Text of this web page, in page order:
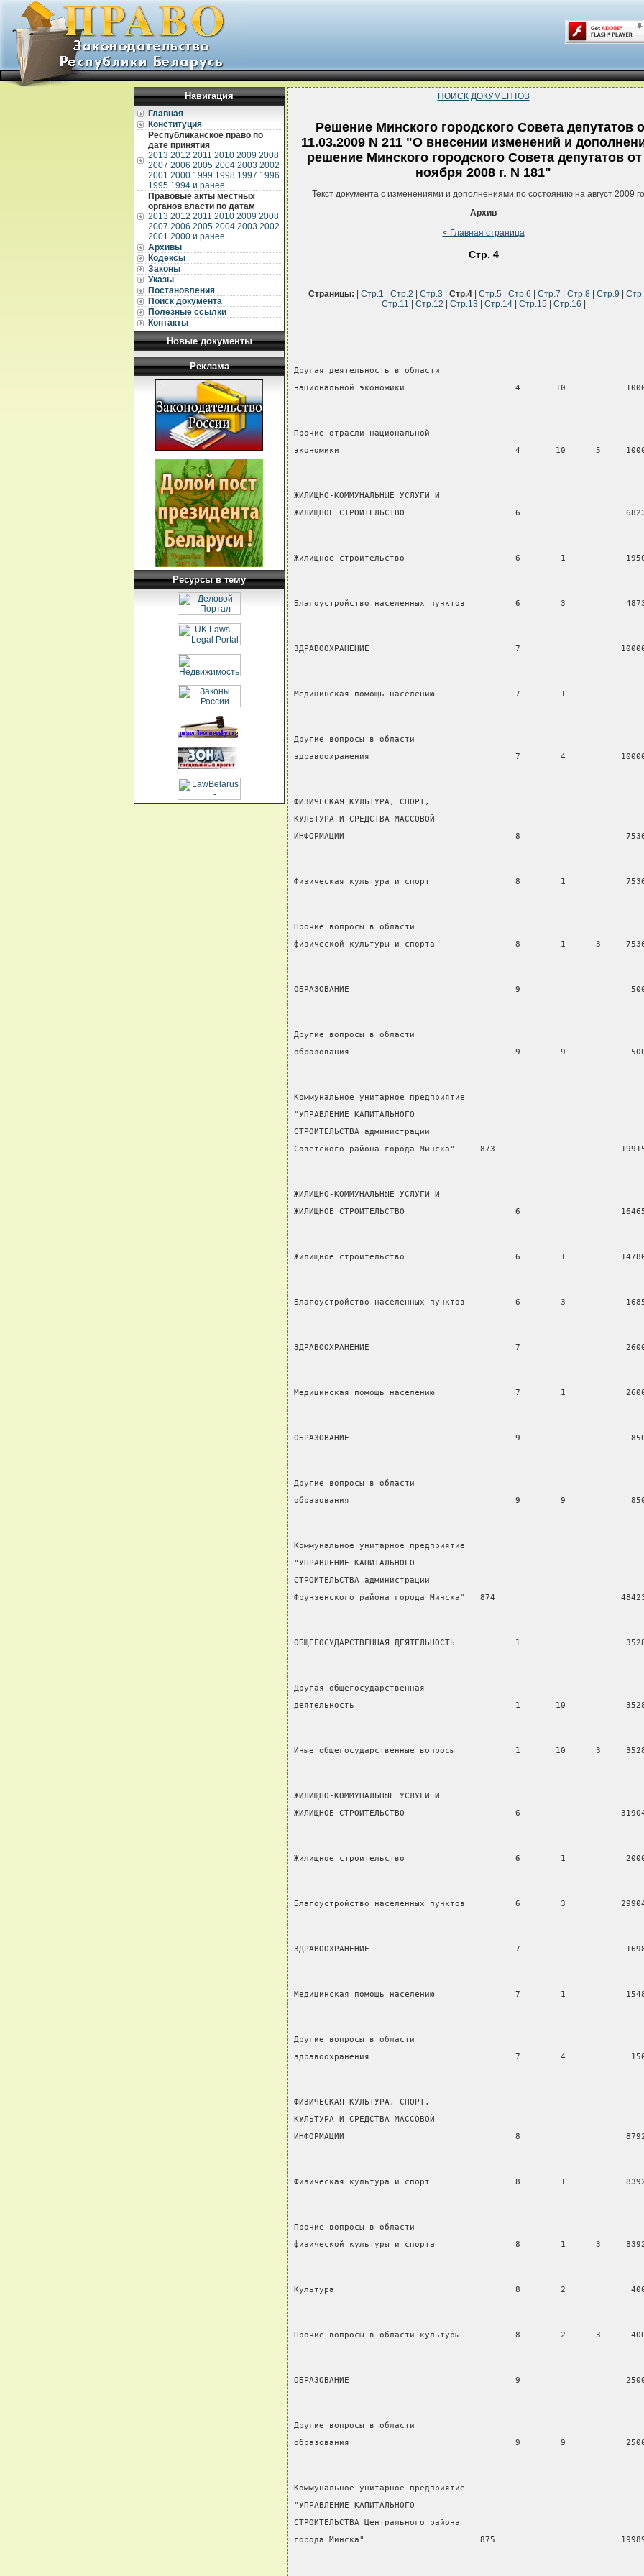
Навигация
Главная
Конституция
Республиканское право по
дате принятия
2013 2012 2011 2010 2009 2008
2007 2006 2005 2004 2003 2002
2001 2000 1999 1998 1997 1996
1995 1994 и ранее
Правовые акты местных
органов власти по датам
2013 2012 2011 2010 2009 2008
2007 2006 2005 2004 2003 2002
2001 2000 и ранее
Архивы
Кодексы
Законы
Указы
Постановления
Поиск документа
Полезные ссылки
Контакты
Новые документы
Реклама
Ресурсы в тему
ПОИСК ДОКУМЕНТОВ
Решение Минского городского Совета депутатов
11.03.2009 N 211 "О внесении изменений и
решение Минского городского Совета депутатов от
ноября 2008 г. N 181"
Текст документа с изменениями и дополнениями по состоянию на август 2009
Архив
< Главная страница
Стр. 4
Страницы: Стр.1 Стр.2 Стр.3 Стр.4 Стр.5 Стр.6 Стр.7 Стр.8 Стр.9
Стр.11
Стр.12 Стр.13 Стр.14| Стр.15| Стр.16
Другая деятельность в области
национальной экономики                      4       10
Прочие отрасли национальной
экономики                                   4       10      5
ЖИЛИЩНО-КОММУНАЛЬНЫЕ УСЛУГИ И
ЖИЛИЩНОЕ СТРОИТЕЛЬСТВО                      6
Жилищное строительство                      6        1
Благоустройство населенных пунктов          6        3
ЗДРАВООХРАНЕНИЕ                             7
Медицинская помощь населению                7        1
Другие вопросы в области
здравоохранения                             7        4
ФИЗИЧЕСКАЯ КУЛЬТУРА, СПОРТ,
КУЛЬТУРА И СРЕДСТВА МАССОВОЙ
ИНФОРМАЦИИ                                  8
Физическая культура и спорт                 8        1
Прочие вопросы в области
физической культуры и спорта                8        1      3
ОБРАЗОВАНИЕ                                 9
Другие вопросы в области
образования                                 9        9
Коммунальное унитарное предприятие
"УПРАВЛЕНИЕ КАПИТАЛЬНОГО
СТРОИТЕЛЬСТВА администрации
Советского района города Минска"     873
ЖИЛИЩНО-КОММУНАЛЬНЫЕ УСЛУГИ И
ЖИЛИЩНОЕ СТРОИТЕЛЬСТВО                      6
Жилищное строительство                      6        1
Благоустройство населенных пунктов          6        3
ЗДРАВООХРАНЕНИЕ                             7
Медицинская помощь населению                7        1
ОБРАЗОВАНИЕ                                 9
Другие вопросы в области
образования                                 9        9
Коммунальное унитарное предприятие
"УПРАВЛЕНИЕ КАПИТАЛЬНОГО
СТРОИТЕЛЬСТВА администрации
Фрунзенского района города Минска"   874
ОБЩЕГОСУДАРСТВЕННАЯ ДЕЯТЕЛЬНОСТЬ            1
Другая общегосударственная
деятельность                                1       10
Иные общегосударственные вопросы            1       10      3
ЖИЛИЩНО-КОММУНАЛЬНЫЕ УСЛУГИ И
ЖИЛИЩНОЕ СТРОИТЕЛЬСТВО                      6
Жилищное строительство                      6        1
Благоустройство населенных пунктов          6        3
ЗДРАВООХРАНЕНИЕ                             7
Медицинская помощь населению                7        1
Другие вопросы в области
здравоохранения                             7        4
ФИЗИЧЕСКАЯ КУЛЬТУРА, СПОРТ,
КУЛЬТУРА И СРЕДСТВА МАССОВОЙ
ИНФОРМАЦИИ                                  8
Физическая культура и спорт                 8        1
Прочие вопросы в области
физической культуры и спорта                8        1      3
Культура                                    8        2
Прочие вопросы в области культуры           8        2      3
ОБРАЗОВАНИЕ                                 9
Другие вопросы в области
образования                                 9        9
Коммунальное унитарное предприятие
"УПРАВЛЕНИЕ КАПИТАЛЬНОГО
СТРОИТЕЛЬСТВА Центрального района
города Минска"                       875